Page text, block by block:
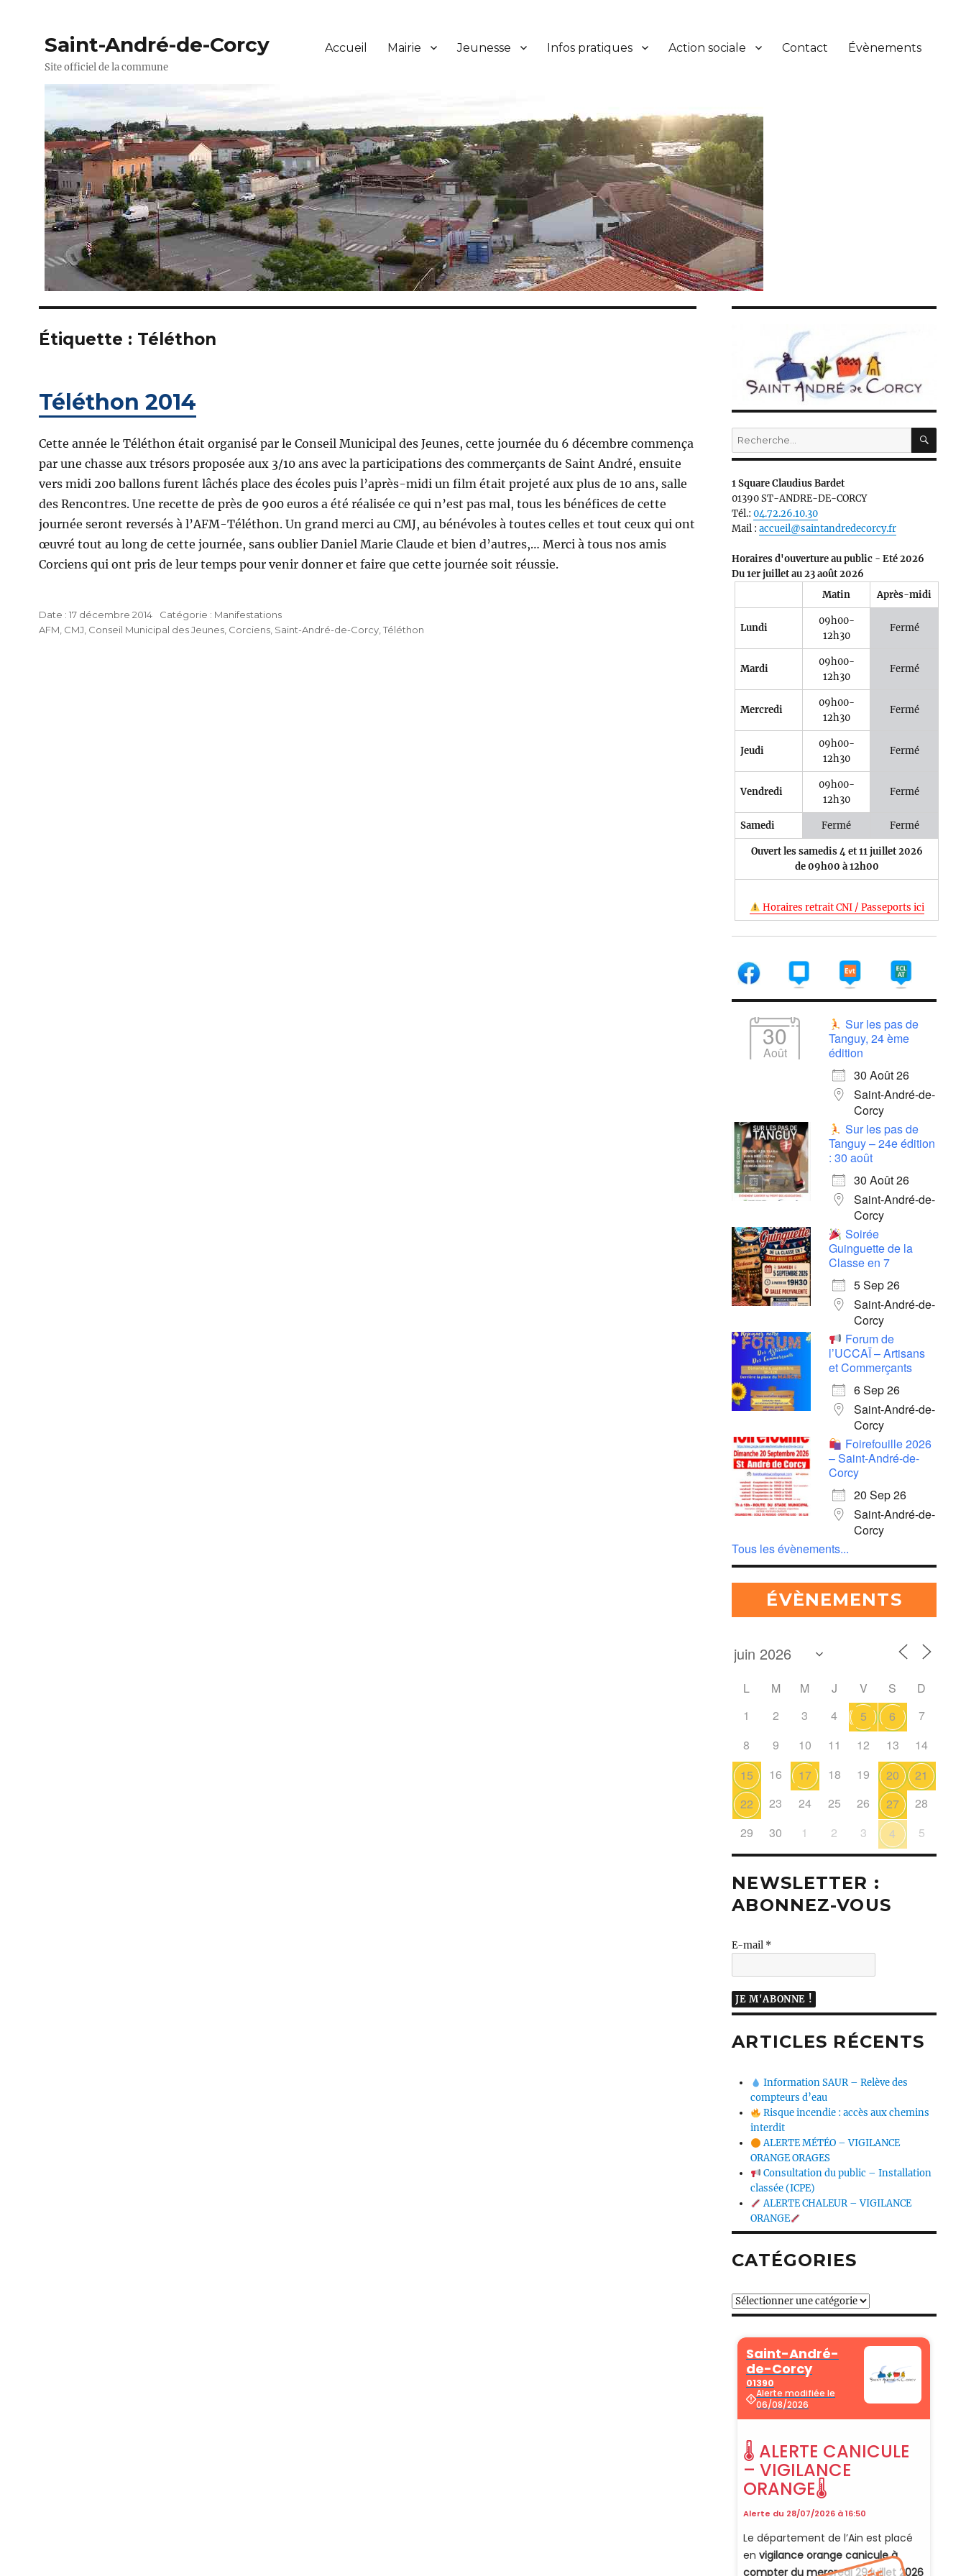
Saint-André-de-Corcy
Site officiel de la commune
Accueil Mairie Jeunesse Infos pratiques Action sociale Contact Évènements
Étiquette : Téléthon
Téléthon 2014
Cette année le Téléthon était organisé par le Conseil Municipal des Jeunes, cette journée du 6 décembre commença
par une chasse aux trésors proposée aux 3/10 ans avec la participations des commerçants de Saint André, ensuite
vers midi 200 ballons furent lâchés place des écoles puis l’après-midi un film était projeté aux plus de 10 ans, salle
des Rencontres. Une recette de près de 900 euros a été réalisée ce qui n’est pas mal, tous les bénéfices de cette
journée seront reversés à l’AFM-Téléthon. Un grand merci au CMJ, au bénévoles à toutes celles et tout ceux qui ont
œuvré tout au long de cette journée, sans oublier Daniel Marie Claude et bien d’autres,… Merci à tous nos amis
Corciens qui ont pris de leur temps pour venir donner et faire que cette journée soit réussie.
Publié
le
17 décembre 2014 Catégories
Manifestations
Étiquettes
AFM CMJ Conseil Municipal des Jeunes, Corciens, Saint-André-de-Corcy, Téléthon
Recherche
pour :
1 Square Claudius Bardet
01390 ST-ANDRE-DE-CORCY
Tél.:04.72.26.10.30
Mail :accueil@saintandredecorcy.fr
Horaires d'ouverture au public - Eté 2026
Du 1er juillet au 23 août 2026
Matin
Après-midi
Lundi
09h00-
12h30
Fermé
Mardi
09h00-
12h30
Fermé
Mercredi
09h00-
12h30
Fermé
Jeudi
09h00-
12h30
Fermé
Vendredi
09h00-
12h30
Fermé
Samedi Fermé Fermé
Ouvert les samedis 4 et 11 juillet 2026
de 09h00 à 12h00
Horaires retrait CNI / Passeports ici
30
Août
Sur les pas de
Tanguy, 24 ème
édition
30 Août 26
Saint-André-de-
Corcy
Sur les pas de
Tanguy – 24e édition
: 30 août
30 Août 26
Saint-André-de-
Corcy
Soirée
Guinguette de la
Classe en 7
5 Sep 26
Saint-André-de-
Corcy
Forum de
l’UCCAÏ – Artisans
et Commerçants
6 Sep 26
Saint-André-de-
Corcy
Foirefouille 2026
– Saint-André-de-
Corcy
20 Sep 26
Saint-André-de-
Corcy
Tous les évènements...
ÉVÈNEMENTS
L M M J V S
D
1
2 3 4 5 6
7
8
9 10 11 12 13
14
15
16 17 18 19 20
21
22
23 24 25 26 27
28
29
30 1 2 3 4 5
NEWSLETTER :
ABONNEZ-VOUS
E-mail *
ARTICLES RÉCENTS
Information SAUR – Relève des
compteurs d’eau
Risque incendie : accès aux chemins
interdit
ALERTE MÉTÉO – VIGILANCE
ORANGE ORAGES
Consultation du public – Installation
classée (ICPE)
ALERTE CHALEUR – VIGILANCE
ORANGE
CATÉGORIES
Catégories